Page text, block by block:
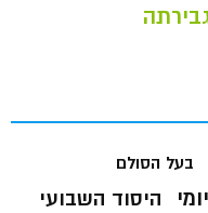
בעל הסולם
היסוד השבועי